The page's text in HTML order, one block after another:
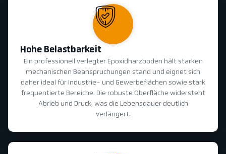
Hohe Belastbarkeit
Ein professionell verlegter Epoxidharzboden hält starken
mechanischen Beanspruchungen stand und eignet sich
daher ideal für Industrie- und Gewerbeflächen sowie stark
frequentierte Bereiche. Die robuste Oberfläche widersteht
Abrieb und Druck, was die Lebensdauer deutlich
verlängert.